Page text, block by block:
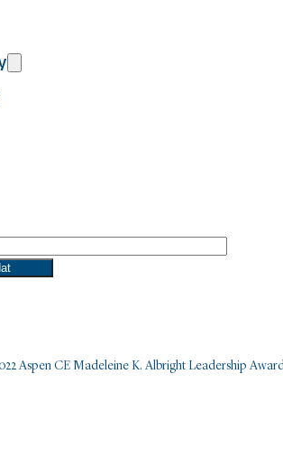
Aspen CE Madeleine K. Albright Leadership